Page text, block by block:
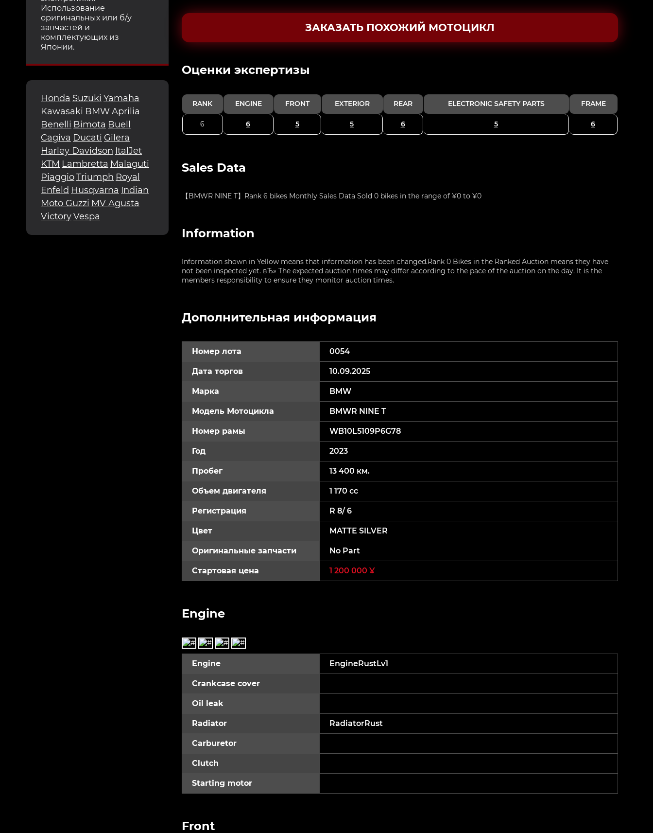
Использование
оригинальных или б/у
запчастей и
комплектующих из
Японии.
Honda Suzuki Yamaha
Kawasaki BMWAprilia
Benelli Bimota Buell
Cagiva Ducati Gilera
Harley Davidson ItalJet
KTM Lambretta Malaguti
PiaggioTriumph Royal
Enfeld Husqvarna Indian
Moto Guzzi MV Agusta
VictoryVespa
ЗАКАЗАТЬ ПОХОЖИЙ МОТОЦИКЛ
Oценки экспертизы
RANK ENGINE FRONT EXTERIOR REAR ELECTRONIC SAFETY PARTS FRAME
6 6 5 5 6 5 6
Sales Data
【BMWR NINE T】Rank 6 bikes Monthly Sales Data Sold 0 bikes in the range of ¥0 to ¥0
Information
Information shown in Yellow means that information has been changed.Rank 0 Bikes in the Ranked Auction means they have
not been inspected yet. вЂ» The expected auction times may differ according to the pace of the auction on the day. It is the
members responsibility to ensure they monitor auction times.
Дополнительная информация
Номер лота 0054
Дата торгов 10.09.2025
Марка BMW
Модель Мотоцикла BMWR NINE T
Номер рамы WB10L5109P6G78
Год 2023
Пробег 13 400 км.
Объем двигателя 1 170 cc
Регистрация R 8/ 6
Цвет MATTE SILVER
Оригинальные запчасти No Part
Стартовая цена 1 200 000 ¥
Engine
Engine EngineRustLv1
Crankcase cover
Oil leak
Radiator RadiatorRust
Carburetor
Clutch
Starting motor
Front